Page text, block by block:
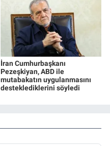
İran Cumhurbaşkanı
Pezeşkiyan, ABD ile
mutabakatın uygulanmasını
desteklediklerini söyledi